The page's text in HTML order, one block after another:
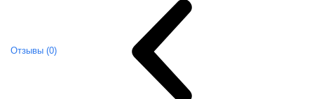
Отзывы (0)